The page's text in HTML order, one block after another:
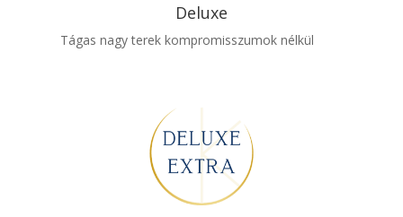
Deluxe
Tágas nagy terek kompromisszumok nélkül